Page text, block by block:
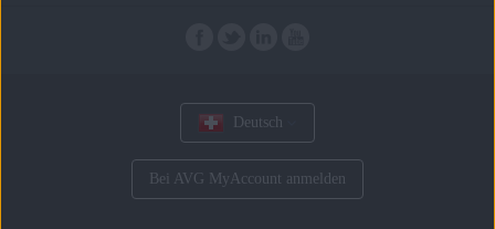
Deutsch
Bei AVG MyAccount anmelden